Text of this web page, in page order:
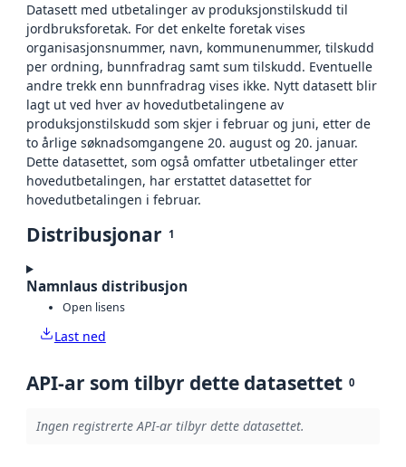
Datasett med utbetalinger av produksjonstilskudd til
jordbruksforetak. For det enkelte foretak vises
organisasjonsnummer, navn, kommunenummer, tilskudd
per ordning, bunnfradrag samt sum tilskudd. Eventuelle
andre trekk enn bunnfradrag vises ikke. Nytt datasett blir
lagt ut ved hver av hovedutbetalingene av
produksjonstilskudd som skjer i februar og juni, etter de
to årlige søknadsomgangene 20. august og 20. januar.
Dette datasettet, som også omfatter utbetalinger etter
hovedutbetalingen, har erstattet datasettet for
hovedutbetalingen i februar.
Distribusjonar 1
Namnlaus distribusjon
Open lisens
Last ned
API-ar som tilbyr dette datasettet 0
Ingen registrerte API-ar tilbyr dette datasettet.